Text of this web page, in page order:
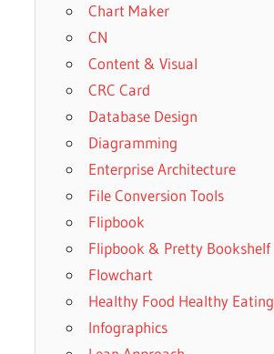
Chart Maker
CN
Content & Visual
CRC Card
Database Design
Diagramming
Enterprise Architecture
File Conversion Tools
Flipbook
Flipbook & Pretty Bookshelf
Flowchart
Healthy Food Healthy Eating
Infographics